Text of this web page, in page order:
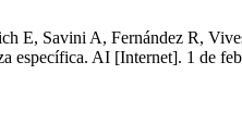
E, Savini A, Fernández R,
específica. AI [Internet]. 1 de